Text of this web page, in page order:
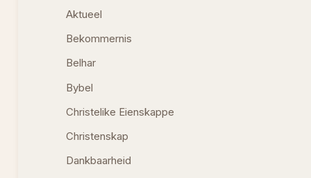
Aktueel
Bekommernis
Belhar
Bybel
Christelike Eienskappe
Christenskap
Dankbaarheid